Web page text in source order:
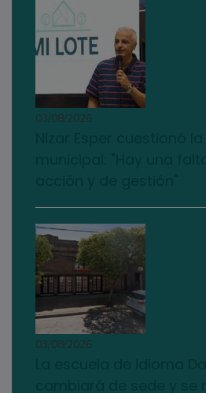
03/08/2026
03/08/2026